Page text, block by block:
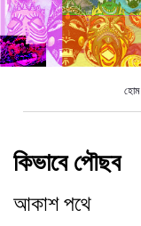
হোম
কিভাবে পৌছব
আকাশ পথে